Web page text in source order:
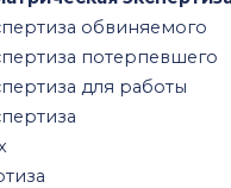
обвиняемого
потерпевшего
для работы
судебную